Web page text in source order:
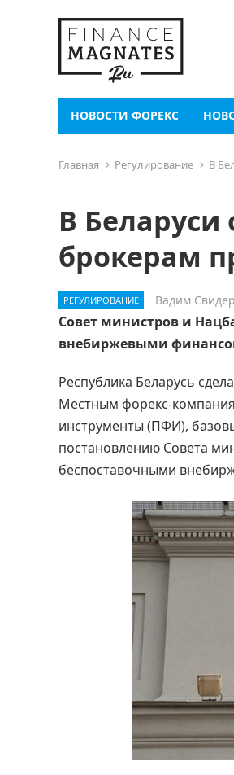
НОВОСТИ ФОРЕКС
Главная Регулирование В
В
брокерам
РЕГУЛИРОВАНИЕ Вадим
Совет министров и
внебиржевыми
Республика Беларусь
Местным форекс-
инструменты (ПФИ),
постановлению Совета
беспоставочными